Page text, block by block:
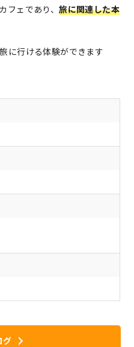
フェであり、旅に関連した本
に行ける体験ができます
グ